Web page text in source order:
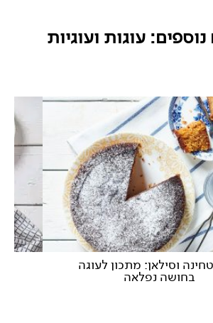
עוגות ועוגיות
וסילאן: מתכון לעוגה
בחושה נפלאה